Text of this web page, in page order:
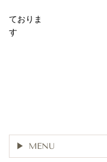
※白ごはん(単
ておりま
す
MENU